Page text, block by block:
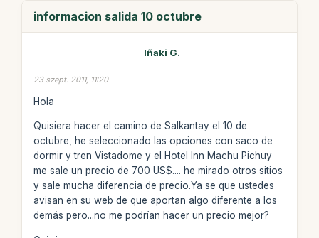
informacion salida 10 octubre
Iñaki G.
23 szept. 2011, 11:20
Hola
Quisiera hacer el camino de Salkantay el 10 de
octubre, he seleccionado las opciones con saco de
dormir y tren Vistadome y el Hotel Inn Machu Pichuy
me sale un precio de 700 US$.... he mirado otros sitios
y sale mucha diferencia de precio.Ya se que ustedes
avisan en su web de que aportan algo diferente a los
demás pero...no me podrían hacer un precio mejor?